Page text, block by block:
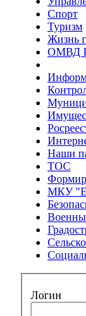
Спорт
Туризм
Жизнь
ОМВД
Наши
ТОС
МКУ
Логин